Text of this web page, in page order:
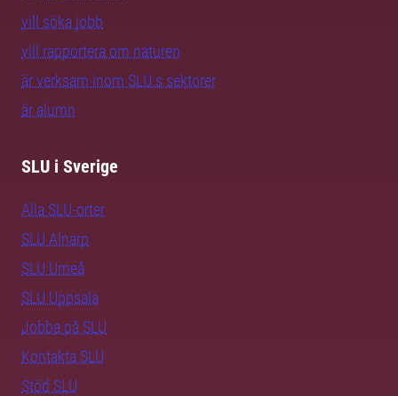
vill söka jobb
vill rapportera om naturen
är verksam inom SLU:s sektorer
är alumn
SLU i Sverige
Alla SLU-orter
SLU Alnarp
SLU Umeå
SLU Uppsala
Jobba på SLU
Kontakta SLU
Stöd SLU